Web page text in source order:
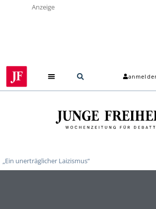
Anzeige
„Ein unerträglicher Laizismus“